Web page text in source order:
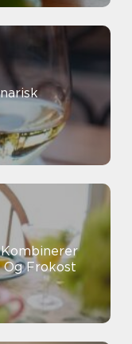
Og Frokost